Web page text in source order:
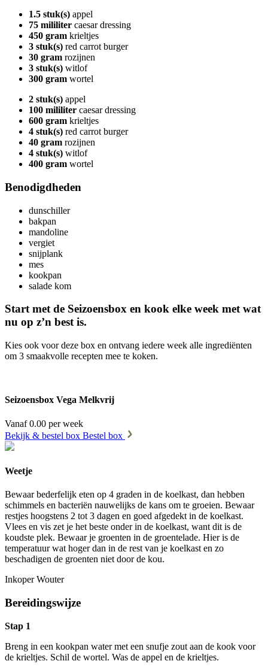
1.5 stuk(s) appel
75 mililiter caesar dressing
450 gram krieltjes
3 stuk(s) red carrot burger
30 gram rozijnen
3 stuk(s) witlof
300 gram wortel
2 stuk(s) appel
100 mililiter caesar dressing
600 gram krieltjes
4 stuk(s) red carrot burger
40 gram rozijnen
4 stuk(s) witlof
400 gram wortel
Benodigdheden
dunschiller
bakpan
mandoline
vergiet
snijplank
mes
kookpan
salade kom
Start met de Seizoensbox en kook elke week met wat
nu op z’n best is.
Kies ook voor deze box en ontvang iedere week alle ingrediënten
om 3 smaakvolle recepten mee te koken.
Seizoensbox Vega Melkvrij
Vanaf 0.00 per week
Bekijk & bestel box Bestel box
Weetje
Bewaar bederfelijk eten op 4 graden in de koelkast, dan hebben
schimmels en bacteriën nauwelijks de kans om te groeien. Bewaar
restjes hoogstens 2 tot 3 dagen en goed afgedekt in de koelkast.
Vlees en vis zet je het beste onder in de koelkast, want dit is de
koudste plek. Bewaar je groenten in de groentelade. Hier is de
temperatuur wat hoger dan in de rest van je koelkast en zo
beschadigen de groenten niet door de kou.
Inkoper Wouter
Bereidingswijze
Stap 1
Breng in een kookpan water met een snufje zout aan de kook voor
de krieltjes. Schil de wortel. Was de appel en de krieltjes.